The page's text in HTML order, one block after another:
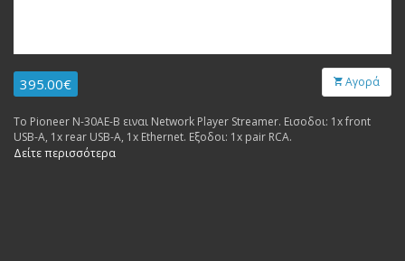
395.00€ Αγορά
Το Pioneer N-30AE-B ειναι Network Player Streamer. Εισοδοι: 1x front
USB-A, 1x rear USB-A, 1x Ethernet. Εξοδοι: 1x pair RCA.
Δείτε περισσότερα